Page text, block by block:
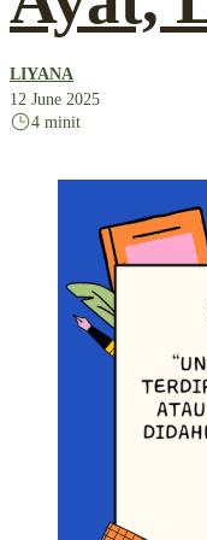
LIYANA
12 June 2025
4 minit